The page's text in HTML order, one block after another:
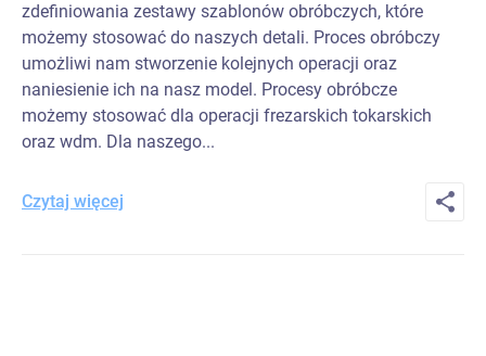
zdefiniowania zestawy szablonów obróbczych, które
możemy stosować do naszych detali. Proces obróbczy
umożliwi nam stworzenie kolejnych operacji oraz
naniesienie ich na nasz model. Procesy obróbcze
możemy stosować dla operacji frezarskich tokarskich
oraz wdm. Dla naszego...
Czytaj więcej